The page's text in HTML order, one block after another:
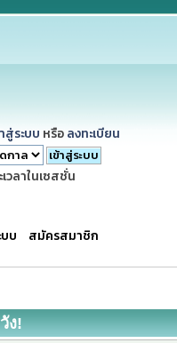
สู่ระบบ หรือ ลงทะเบียน
วลาในเซสชั่น
บบ สมัครสมาชิก
ง!